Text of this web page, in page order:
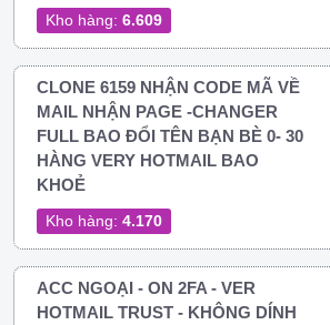
Kho hàng: 6.609
CLONE 6159 NHẬN CODE MÃ VỀ
MAIL NHẬN PAGE -CHANGER
FULL BAO ĐỔI TÊN BẠN BÈ 0- 30
HÀNG VERY HOTMAIL BAO
KHOẺ
Kho hàng: 4.170
ACC NGOẠI - ON 2FA - VER
HOTMAIL TRUST - KHÔNG DÍNH